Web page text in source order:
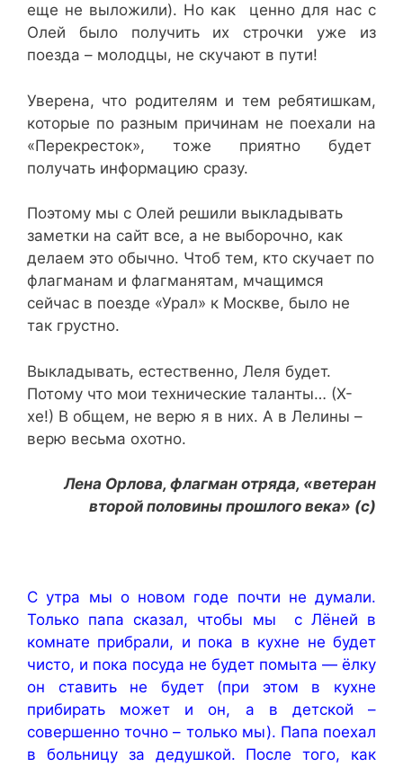
еще не выложили). Но как ценно для нас с
Олей было получить их строчки уже из
поезда – молодцы, не скучают в пути!
Уверена, что родителям и тем ребятишкам,
которые по разным причинам не поехали на
«Перекресток», тоже приятно будет
получать информацию сразу.
Поэтому мы с Олей решили выкладывать
заметки на сайт все, а не выборочно, как
делаем это обычно. Чтоб тем, кто скучает по
флагманам и флагманятам, мчащимся
сейчас в поезде «Урал» к Москве, было не
так грустно.
Выкладывать, естественно, Леля будет.
Потому что мои технические таланты… (Х-
хе!) В общем, не верю я в них. А в Лелины –
верю весьма охотно.
Лена Орлова, флагман отряда, «ветеран
второй половины прошлого века» (с)
С утра мы о новом годе почти не думали.
Только папа сказал, чтобы мы с Лёней в
комнате прибрали, и пока в кухне не будет
чисто, и пока посуда не будет помыта — ёлку
он ставить не будет (при этом в кухне
прибирать может и он, а в детской –
совершенно точно – только мы). Папа поехал
в больницу за дедушкой. После того, как